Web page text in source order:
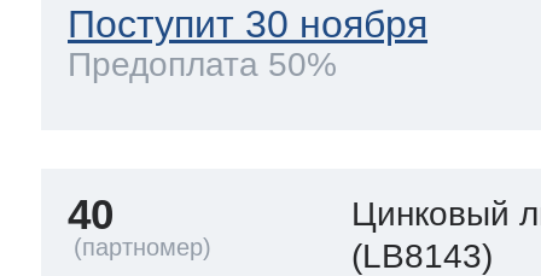
Поступит 30 ноября
Предоплата 50%
40
Цинковый
(LB8143)